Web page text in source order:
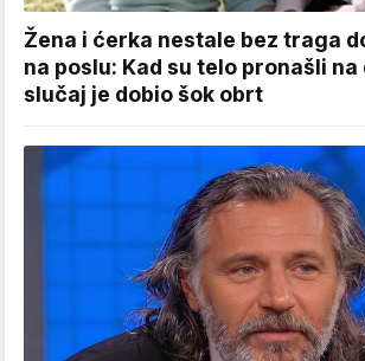
Žena i ćerka nestale bez traga
na poslu: Kad su telo pronašli na
slučaj je dobio šok obrt